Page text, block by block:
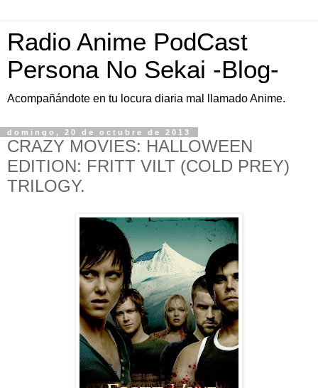
Radio Anime PodCast
Persona No Sekai -Blog-
Acompañándote en tu locura diaria mal llamado Anime.
domingo, 20 de octubre de 2013
CRAZY MOVIES: HALLOWEEN
EDITION: FRITT VILT (COLD PREY)
TRILOGY.